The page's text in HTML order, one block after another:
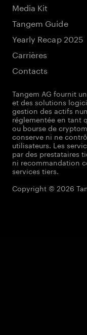
Media Kit
Tangem Guide
Yearly Recap 2025
Carrières
Contacts
Tangem AG fournit
et des solutions
gestion des actifs
réglementée en tant
ou bourse de
conserve ni ne
utilisateurs. Les
par des prestataires
ni recommandation
services tiers.